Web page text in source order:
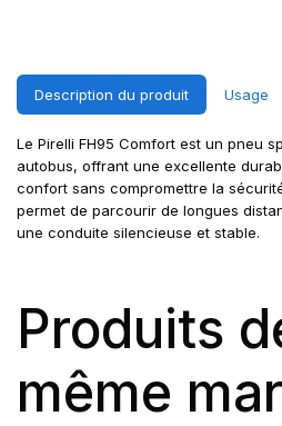
Description du produit Usage
Le Pirelli FH95 Comfort est un pneu
autobus, offrant une excellente
confort sans compromettre la
permet de parcourir de longues
une conduite silencieuse et stable.
Produits
même